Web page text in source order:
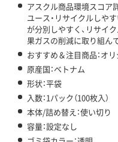
アスクル商品環境スコア
ユース・リサイクルしや
が分別しやすく、リサイ
果ガスの削減に取り組ん
おすすめ＆注目商品：オ
原産国：ベトナム
形状：平袋
入数：1パック（100枚入）
本体/詰め替え：使い切り
容量：設定なし